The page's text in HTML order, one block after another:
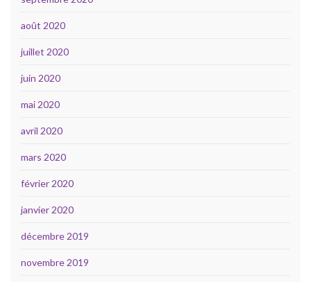
août 2020
juillet 2020
juin 2020
mai 2020
avril 2020
mars 2020
février 2020
janvier 2020
décembre 2019
novembre 2019